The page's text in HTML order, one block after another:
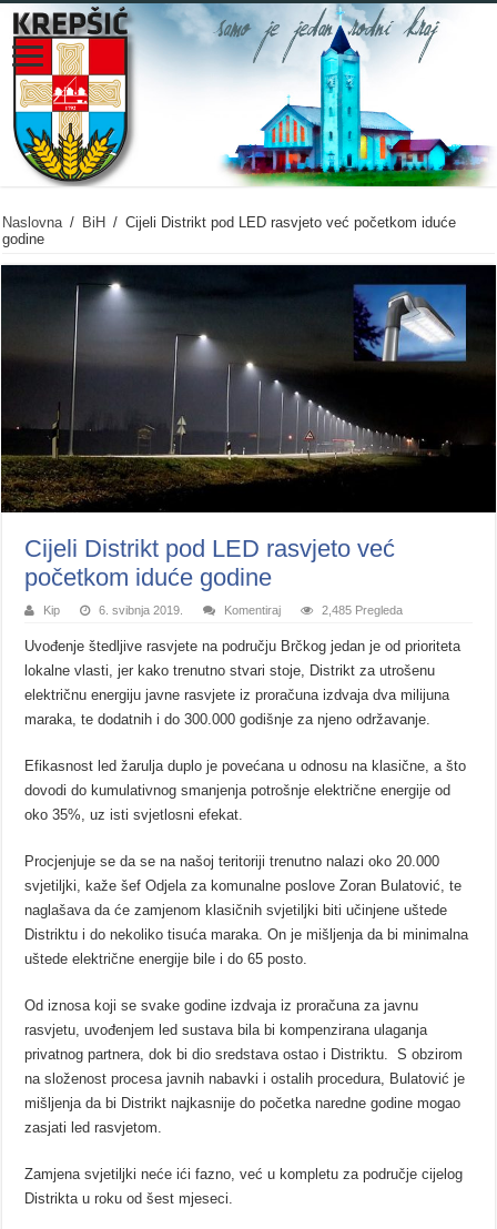
Naslovna / BiH / Cijeli Distrikt pod LED rasvjeto već početkom iduće
godine
Cijeli Distrikt pod LED rasvjeto već
početkom iduće godine
Kip 6. svibnja 2019. Komentiraj 2,485 Pregleda
Uvođenje štedljive rasvjete na području Brčkog jedan je od prioriteta
lokalne vlasti, jer kako trenutno stvari stoje, Distrikt za utrošenu
električnu energiju javne rasvjete iz proračuna izdvaja dva milijuna
maraka, te dodatnih i do 300.000 godišnje za njeno održavanje.
Efikаsnоst led žarulja duplo je pоvеćаnа u odnosu na klasične, a štо
dоvоdi dо kumulаtivnоg smаnjеnjа pоtrоšnjе еlеktričnе еnеrgiје оd
оkо 35%, uz isti svјеtlоsni еfеkаt.
Procjenjuje se da se na našoj teritoriji trenutno nalazi oko 20.000
svjetiljki, kaže šef Odjela za komunalne poslove Zoran Bulatović, te
naglašava da će zamjenom klasičnih svjetiljki biti učinjene uštede
Distriktu i do nekoliko tisuća maraka. On je mišljenja da bi minimalna
uštede električne energije bile i do 65 posto.
Od iznosa koji se svake godine izdvaja iz proračuna za javnu
rasvjetu, uvođenjem led sustava bila bi kompenzirana ulaganja
privatnog partnera, dok bi dio sredstava ostao i Distriktu. S obzirom
na složenost procesa javnih nabavki i ostalih procedura, Bulatović je
mišljenja da bi Distrikt najkasnije do početka naredne godine mogao
zasjati led rasvjetom.
Zamjena svjetiljki neće ići fazno, već u kompletu za područje cijelog
Distrikta u roku od šest mjeseci.